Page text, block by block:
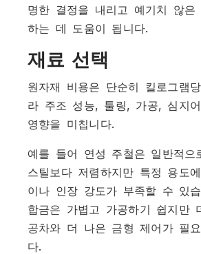
명한 결정을 내리고 예기치 않은
하는 데 도움이 됩니다.
재료 선택
원자재 비용은 단순히 킬로그램
라 주조 성능, 툴링, 가공, 심지
영향을 미칩니다.
예를 들어 연성 주철은 일반적으
스틸보다 저렴하지만 특정 용도
이나 인장 강도가 부족할 수 있
합금은 가볍고 가공하기 쉽지만
공차와 더 나은 금형 제어가 필
다.